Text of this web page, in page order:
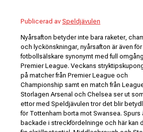
Publicerad av Speldjävulen
Nyårsafton betyder inte bara raketer,
och lyckönskningar, nyårsafton är även
fotbollsälskare synonymt med full
Premier League. Veckans
på matcher från Premier League och
Championship samt en match från
Storlagen Arsenal och Chelsea ser ut
ettor med Speldjävulen tror det blir
för Tottenham borta mot Swansea. Spurs
backade i streckfördelninge och här kan